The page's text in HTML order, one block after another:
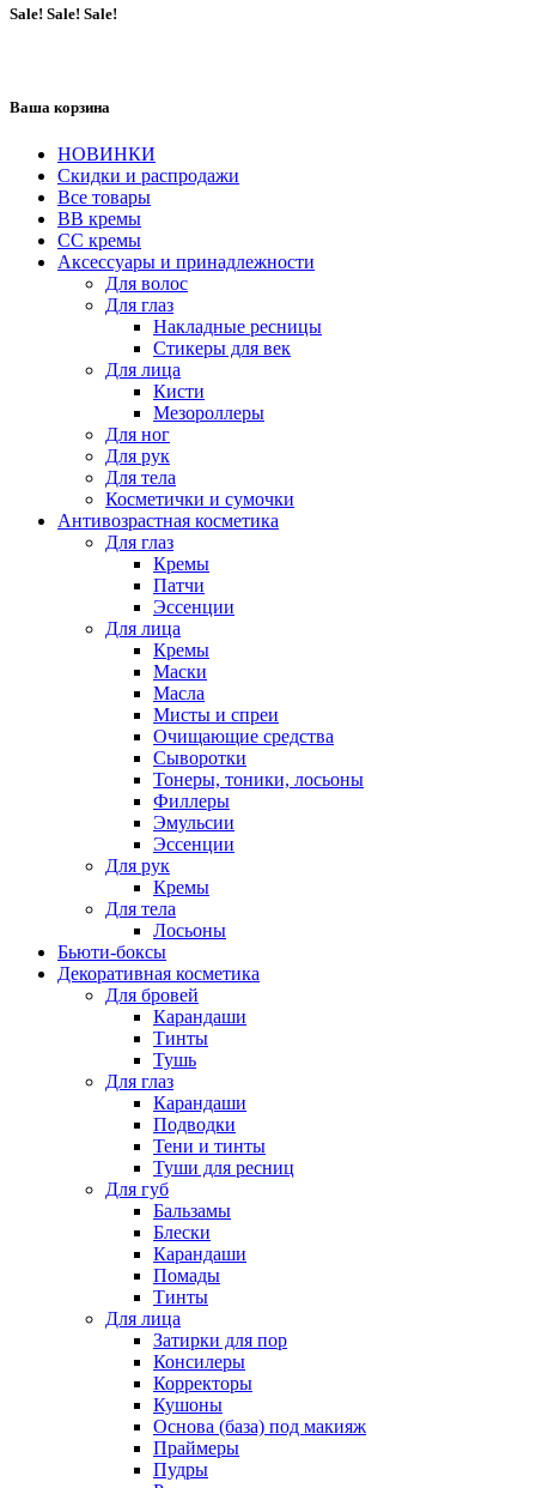
Sale! Sale! Sale!
Ваша корзина
НОВИНКИ
Скидки и распродажи
Все товары
BB кремы
CC кремы
Аксессуары и принадлежности
Для волос
Для глаз
Накладные ресницы
Стикеры для век
Для лица
Кисти
Мезороллеры
Для ног
Для рук
Для тела
Косметички и сумочки
Антивозрастная косметика
Для глаз
Кремы
Патчи
Эссенции
Для лица
Кремы
Маски
Масла
Мисты и спреи
Очищающие средства
Сыворотки
Тонеры, тоники, лосьоны
Филлеры
Эмульсии
Эссенции
Для рук
Кремы
Для тела
Лосьоны
Бьюти-боксы
Декоративная косметика
Для бровей
Карандаши
Тинты
Тушь
Для глаз
Карандаши
Подводки
Тени и тинты
Туши для ресниц
Для губ
Бальзамы
Блески
Карандаши
Помады
Тинты
Для лица
Затирки для пор
Консилеры
Корректоры
Кушоны
Основа (база) под макияж
Праймеры
Пудры